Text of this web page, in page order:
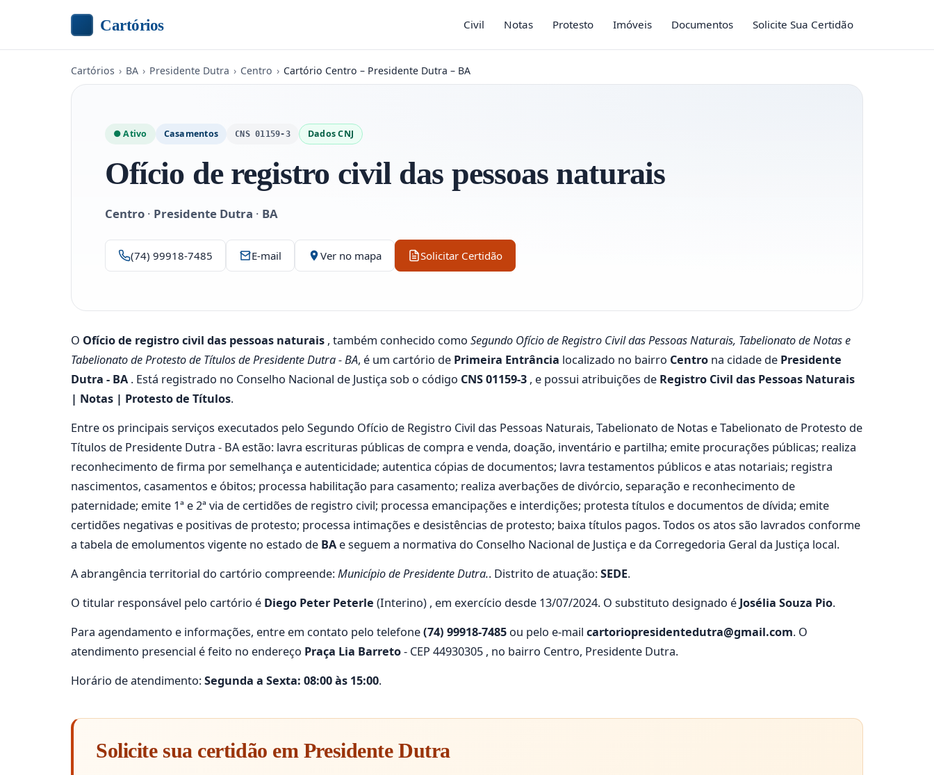
Cartórios Civil Notas Protesto Imóveis Documentos Solicite Sua Certidão
Cartórios › BA › Presidente Dutra › Centro › Cartório Centro – Presidente Dutra – BA
● Ativo Casamentos CNS 01159-3 Dados CNJ
Ofício de registro civil das pessoas naturais
Centro · Presidente Dutra · BA
(74) 99918-7485 E-mail Ver no mapa Solicitar Certidão
O Ofício de registro civil das pessoas naturais , também conhecido como Segundo Ofício de Registro Civil das Pessoas Naturais, Tabelionato de Notas e
Tabelionato de Protesto de Títulos de Presidente Dutra - BA, é um cartório de Primeira Entrância localizado no bairro Centro na cidade de Presidente
Dutra - BA . Está registrado no Conselho Nacional de Justiça sob o código CNS 01159-3 , e possui atribuições de Registro Civil das Pessoas Naturais
| Notas | Protesto de Títulos.
Entre os principais serviços executados pelo Segundo Ofício de Registro Civil das Pessoas Naturais, Tabelionato de Notas e Tabelionato de Protesto de
Títulos de Presidente Dutra - BA estão: lavra escrituras públicas de compra e venda, doação, inventário e partilha; emite procurações públicas; realiza
reconhecimento de firma por semelhança e autenticidade; autentica cópias de documentos; lavra testamentos públicos e atas notariais; registra
nascimentos, casamentos e óbitos; processa habilitação para casamento; realiza averbações de divórcio, separação e reconhecimento de
paternidade; emite 1ª e 2ª via de certidões de registro civil; processa emancipações e interdições; protesta títulos e documentos de dívida; emite
certidões negativas e positivas de protesto; processa intimações e desistências de protesto; baixa títulos pagos. Todos os atos são lavrados conforme
a tabela de emolumentos vigente no estado de BA e seguem a normativa do Conselho Nacional de Justiça e da Corregedoria Geral da Justiça local.
A abrangência territorial do cartório compreende:Município de Presidente Dutra.. Distrito de atuação:SEDE.
O titular responsável pelo cartório é Diego Peter Peterle (Interino) , em exercício desde 13/07/2024. O substituto designado é Josélia Souza Pio.
Para agendamento e informações, entre em contato pelo telefone(74) 99918-7485 ou pelo e-mail cartoriopresidentedutra@gmail.com. O
atendimento presencial é feito no endereço Praça Lia Barreto- CEP 44930305 , no bairro Centro, Presidente Dutra.
Horário de atendimento:Segunda a Sexta: 08:00 às 15:00.
Solicite sua certidão em Presidente Dutra